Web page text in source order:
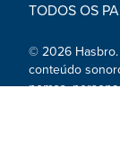
TODOS OS
© 2026 Hasbro.
conteúdo
nomes,